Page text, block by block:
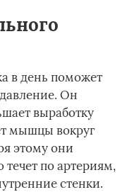
в день поможет
Он
выработку
мышцы вокруг
этому они
по артериям,
стенки.